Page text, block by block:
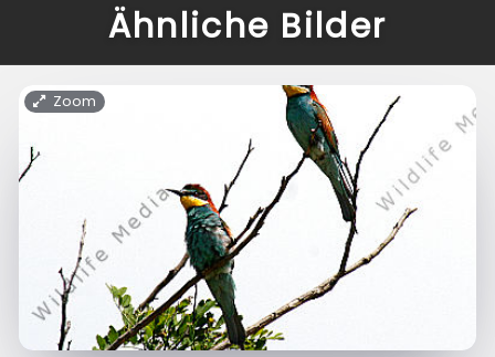
Ähnliche Bilder
Zoom